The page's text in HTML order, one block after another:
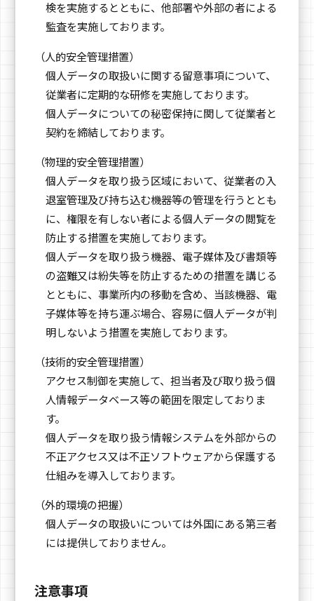
検を実施するとともに、他部署や外部の者による
監査を実施しております。
（人的安全管理措置）
個人データの取扱いに関する留意事項について、
従業者に定期的な研修を実施しております。
個人データについての秘密保持に関して従業者と
契約を締結しております。
（物理的安全管理措置）
個人データを取り扱う区域において、従業者の入
退室管理及び持ち込む機器等の管理を行うととも
に、権限を有しない者による個人データの閲覧を
防止する措置を実施しております。
個人データを取り扱う機器、電子媒体及び書類等
の盗難又は紛失等を防止するための措置を講じる
とともに、事業所内の移動を含め、当該機器、電
子媒体等を持ち運ぶ場合、容易に個人データが判
明しないよう措置を実施しております。
（技術的安全管理措置）
アクセス制御を実施して、担当者及び取り扱う個
人情報データベース等の範囲を限定しておりま
す。
個人データを取り扱う情報システムを外部からの
不正アクセス又は不正ソフトウェアから保護する
仕組みを導入しております。
（外的環境の把握）
個人データの取扱いについては外国にある第三者
には提供しておりません。
注意事項